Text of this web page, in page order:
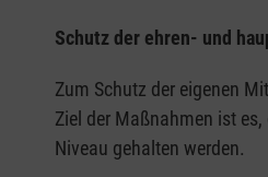
Schutz der ehren- und
Zum Schutz der eigenen
Ziel der Maßnahmen ist
Niveau gehalten werden.